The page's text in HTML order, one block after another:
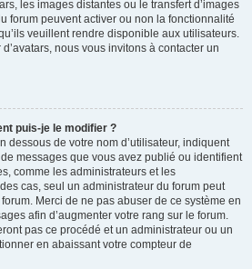
les images distantes ou le transfert d’images
forum peuvent activer ou non la fonctionnalité
veuillent rendre disponible aux utilisateurs.
nous vous invitons à contacter un
puis-je le modifier ?
dessous de votre nom d’utilisateur, indiquent
messages que vous avez publié ou identifient
comme les administrateurs et les
cas, seul un administrateur du forum peut
Merci de ne pas abuser de ce système en
afin d’augmenter votre rang sur le forum.
pas ce procédé et un administrateur ou un
en abaissant votre compteur de